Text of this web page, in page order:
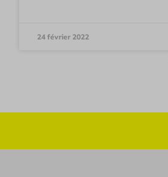
24 février 2022